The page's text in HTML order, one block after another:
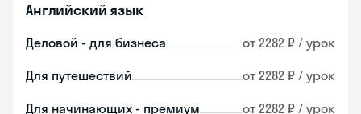
Английский язык
Деловой - для бизнеса от 2282 ₽ / урок
Для путешествий от 2282 ₽ / урок
Для начинающих - премиум от 2282 ₽ / урок